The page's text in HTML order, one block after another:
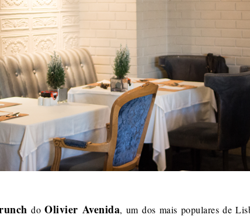
doOlivier Avenida, um dos mais populares de